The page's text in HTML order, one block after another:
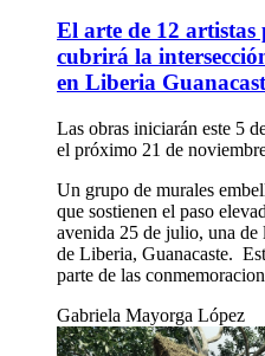
El arte de 12 artistas
cubrirá la
en Liberia
Las obras iniciarán este 5
el próximo 21 de
Un grupo de murales
que sostienen el paso
avenida 25 de julio, una de
de Liberia, Guanacaste.
parte de las
Gabriela Mayorga López